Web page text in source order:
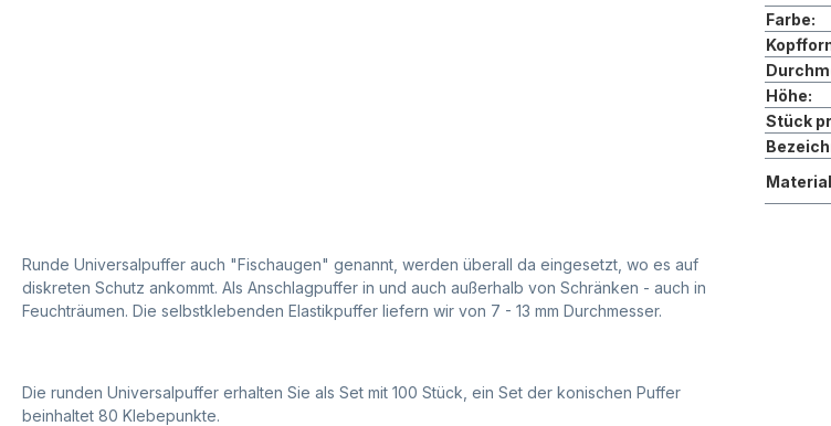
Runde Universalpuffer auch "Fischaugen" genannt, werden überall da eingesetzt, wo es auf
diskreten Schutz ankommt. Als Anschlagpuffer in und auch außerhalb von Schränken - auch in
Feuchträumen. Die selbstklebenden Elastikpuffer liefern wir von 7 - 13 mm Durchmesser.
Die runden Universalpuffer erhalten Sie als Set mit 100 Stück, ein Set der konischen Puffer
beinhaltet 80 Klebepunkte.
Farbe:
Höhe:
Stück